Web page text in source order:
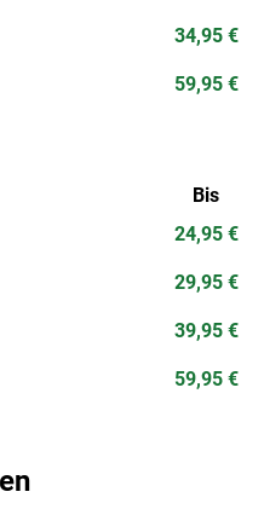
34,95 €
59,95 €
Bis
24,95 €
29,95 €
39,95 €
59,95 €